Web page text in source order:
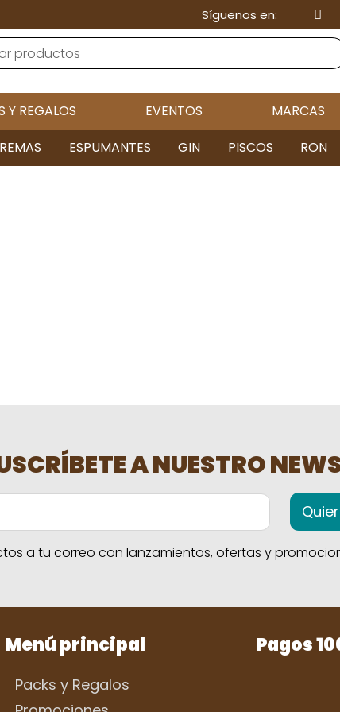
Síguenos en:
Y REGALOS EVENTOS MARCAS
ESPUMANTES GIN PISCOS RON
A NUESTRO
a tu correo con lanzamientos, ofertas y
Menú principal
Packs y Regalos
Pagos